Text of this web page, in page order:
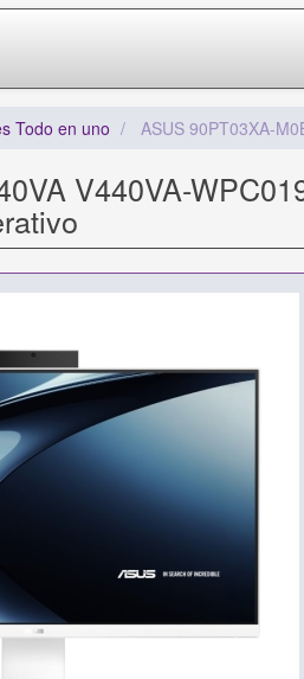
Todo en uno ASUS 90PT03XA-
V440VA-